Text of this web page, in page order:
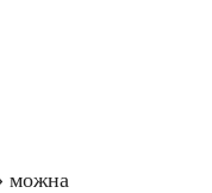
можна